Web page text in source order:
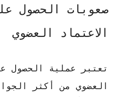
صعوبات الحصول
الاعتماد العضوي
تعتبر عملية الحصول
العضوي من أكثر